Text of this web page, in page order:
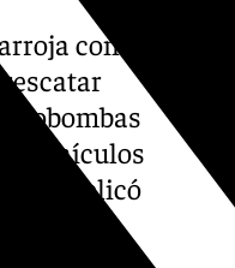
con el
vehículos
explicó